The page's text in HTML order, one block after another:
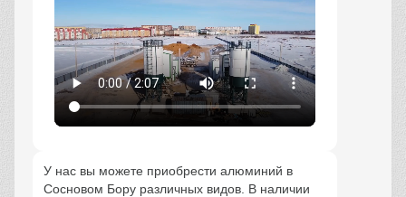
У нас вы можете приобрести алюминий в
Сосновом Бору различных видов. В наличии